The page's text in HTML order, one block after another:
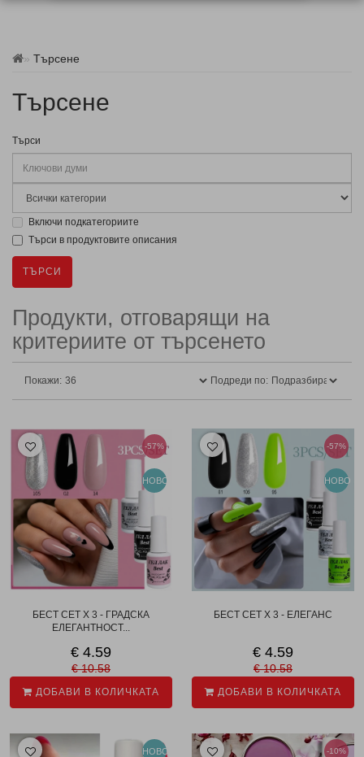
Търсене
Търсене
Търси
Включи подкатегориите
Търси в продуктовите описания
Продукти, отговарящи на
критериите от търсенето
Подреди по:
Покажи:
-57%
НОВО
БЕСТ СЕТ X 3 - ГРАДСКА
ЕЛЕГАНТНОСТ...
€ 4.59
€ 10.58
ДОБАВИ В КОЛИЧКАТА
-57%
НОВО
БЕСТ СЕТ X 3 - ЕЛЕГАНС
€ 4.59
€ 10.58
ДОБАВИ В КОЛИЧКАТА
НОВО -10%